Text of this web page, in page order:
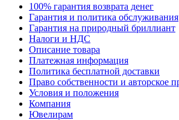
100% гарантия возврата денег
Гарантия и политика обслуживания
Гарантия на природный бриллиант
Налоги и НДС
Описание товара
Платежная информация
Политика бесплатной доставки
Право собственности и авторское
Условия и положения
Компания
Ювелирам